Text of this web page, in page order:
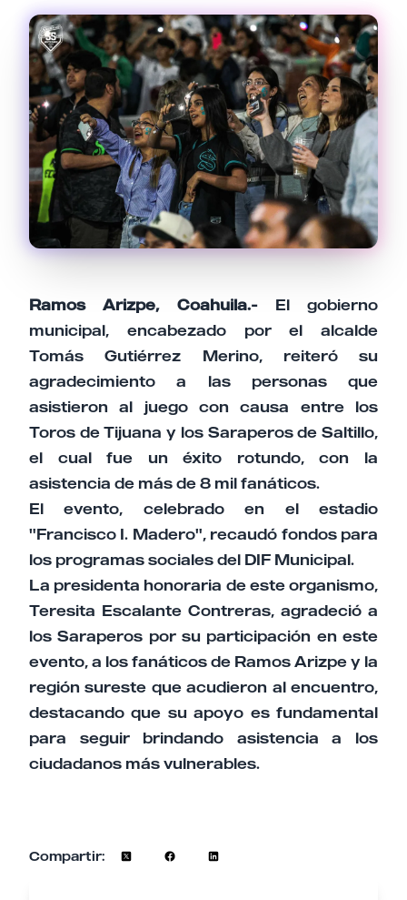
Ramos Arizpe, Coahuila.- El gobierno
municipal, encabezado por el alcalde
Tomás Gutiérrez Merino, reiteró su
agradecimiento a las personas que
asistieron al juego con causa entre los
Toros de Tijuana y los Saraperos de Saltillo,
el cual fue un éxito rotundo, con la
asistencia de más de 8 mil fanáticos.
El evento, celebrado en el estadio
"Francisco I. Madero", recaudó fondos para
los programas sociales del DIF Municipal.
La presidenta honoraria de este organismo,
Teresita Escalante Contreras, agradeció a
los Saraperos por su participación en este
evento, a los fanáticos de Ramos Arizpe y la
región sureste que acudieron al encuentro,
destacando que su apoyo es fundamental
para seguir brindando asistencia a los
ciudadanos más vulnerables.
Compartir:
Cancelar Enviar comentario